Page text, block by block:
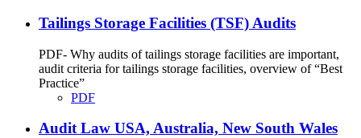
Tailings Storage Facilities (TSF) Audits
PDF- Why audits of tailings storage facilities are important,
audit criteria for tailings storage facilities, overview of “Best
Practice”
PDF
Audit Law USA, Australia, New South Wales